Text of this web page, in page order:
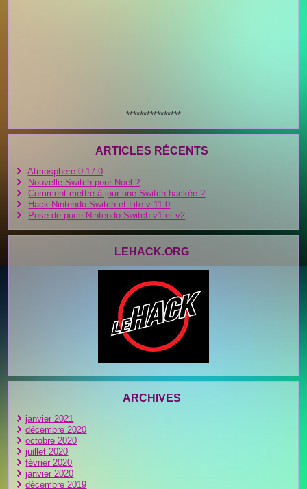
****************
ARTICLES RÉCENTS
Atmosphere 0.17.0
Nouvelle Switch pour Noel ?
Comment mettre à jour une Switch hackée ?
Hack Nintendo Switch et Lite v 11.0
Pose de puce Nintendo Switch v1 et v2
LEHACK.ORG
ARCHIVES
janvier 2021
décembre 2020
octobre 2020
juillet 2020
février 2020
janvier 2020
décembre 2019